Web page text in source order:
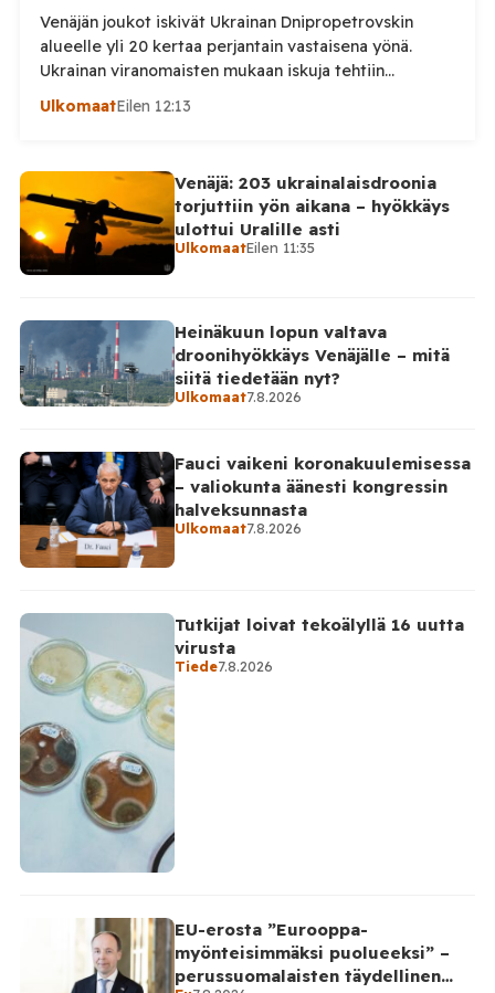
Venäjän joukot iskivät Ukrainan Dnipropetrovskin
alueelle yli 20 kertaa perjantain vastaisena yönä.
Ukrainan viranomaisten mukaan iskuja tehtiin
drooneilla ja tykistöllä viidelle eri alueelle.
kertoi perjantaiaamuna 7. elokuuta julkaisemassaan
Telegram-päivityksessä, että Venäjän joukot
hyökkäsivät yön aikana yli 20 kertaa viidelle alueelle.
Nikopolin alueella iskuja kohdistui Nikopolin
kaupunkiin sekä […]
UlkomaatEilen 12:13
Venäjä: 203 ukrainalaisdroonia
torjuttiin yön aikana – hyökkäys
ulottui Uralille asti
UlkomaatEilen 11:35
Heinäkuun lopun valtava
droonihyökkäys Venäjälle – mitä
siitä tiedetään nyt?
Ulkomaat7.8.2026
Fauci vaikeni koronakuulemisessa
– valiokunta äänesti kongressin
halveksunnasta
Ulkomaat7.8.2026
Tutkijat loivat tekoälyllä 16 uutta
virusta
Tiede7.8.2026
EU-erosta ”Eurooppa-
myönteisimmäksi puolueeksi” –
perussuomalaisten täydellinen